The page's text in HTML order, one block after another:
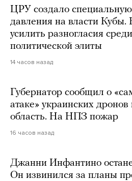
ЦРУ создало
давления на власти Кубы.
усилить разногласия
политической элиты
14 часов назад
Губернатор сообщил о
атаке» украинских
область. На НПЗ пожар
16 часов назад
Джанни Инфантино
Он извинился за планы